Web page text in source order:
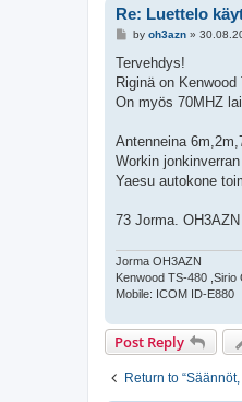
Re: Luettelo
P
s
by oh3azn»
Tervehdys!
Riginä on
On myös 70MHZ
Antenneina
Workin
Yaesu autokone
73 Jorma. OH3AZN
Jorma OH3AZN
Kenwood TS-480
Mobile: ICOM ID-E880
Post Reply
Return to